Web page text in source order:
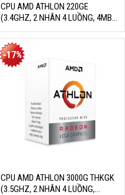
CPU AMD ATHLON 220GE
(3.4GHZ, 2 NHÂN 4 LUỒNG, 4MB
CACHE, RADEON VEGA 3, 35W,
SOCKET AM4)
-17%
CPU AMD ATHLON 3000G THKGK
(3.5GHZ, 2 NHÂN 4 LUỒNG,